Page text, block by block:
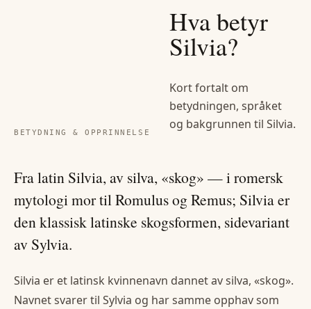
BETYDNING & OPPRINNELSE
Hva betyr
Silvia?
Kort fortalt om
betydningen, språket
og bakgrunnen til Silvia.
Fra latin Silvia, av silva, «skog» — i romersk
mytologi mor til Romulus og Remus; Silvia er
den klassisk latinske skogsformen, sidevariant
av Sylvia.
Silvia er et latinsk kvinnenavn dannet av silva, «skog».
Navnet svarer til Sylvia og har samme opphav som